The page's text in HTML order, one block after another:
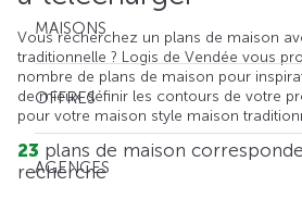
MAISONS
OFFRES
AGENCES
Vous recherchez un plans de maison
traditionnelle ? Logis de Vendée vous
nombre de plans de maison pour
de mieux définir les contours de votre
pour votre maison style maison
23 plans de maison
recherche